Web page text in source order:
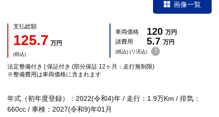
画像一覧
支払総額
125.7 万円
(税込)
車両価格 120 万円
諸費用
5.7 万円
(税込) (リ済込) ?
法定整備付き | 保証付き (部分保証 12ヶ月：走行無制限)
※整備費用は車両価格に含まれます
年式（初年度登録）：2022(令和4)年 / 走行：1.9万Km / 排気：
660cc / 車検：2027(令和9)年01月